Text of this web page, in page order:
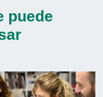
puede